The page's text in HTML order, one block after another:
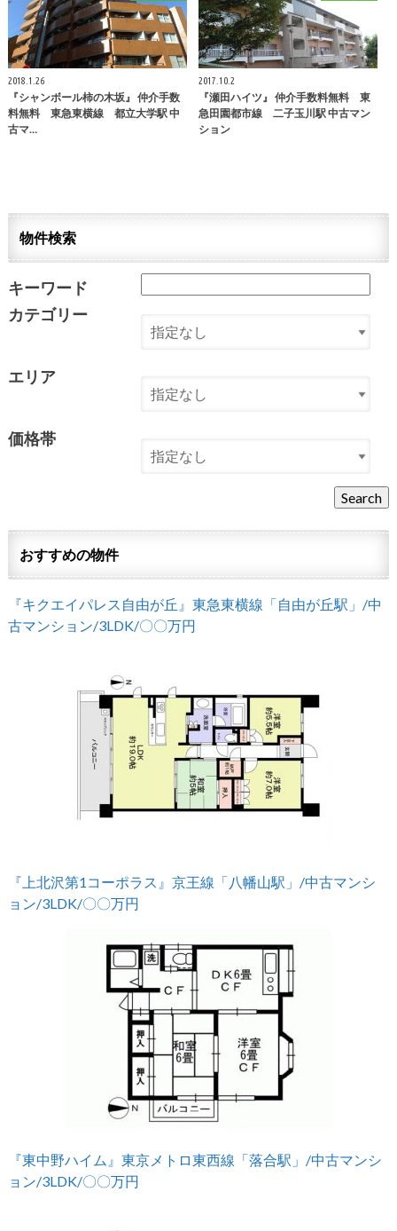
2018.1.26
『シャンボール柿の木坂』 仲介手数
料無料 東急東横線 都立大学駅 中
古マ…
2017.10.2
『瀬田ハイツ』 仲介手数料無料 東
急田園都市線 二子玉川駅 中古マン
ション
物件検索
キーワード
カテゴリー
エリア
価格帯
おすすめの物件
『キクエイパレス自由が丘』東急東横線「自由が丘駅」/中
古マンション/3LDK/〇〇万円
『上北沢第1コーポラス』京王線「八幡山駅」/中古マンシ
ョン/3LDK/〇〇万円
『東中野ハイム』東京メトロ東西線「落合駅」/中古マンシ
ョン/3LDK/〇〇万円